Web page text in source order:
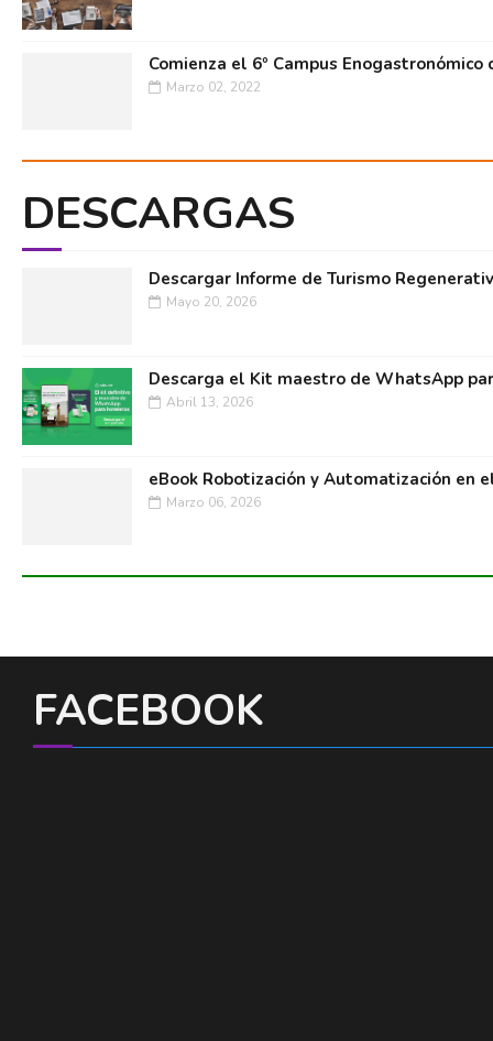
Comienza el 6º Campus Enogastronómico
Marzo 02, 2022
DESCARGAS
Descargar Informe de Turismo
Mayo 20, 2026
Descarga el Kit maestro de WhatsApp
Abril 13, 2026
eBook Robotización y Automatización en
Marzo 06, 2026
FACEBOOK